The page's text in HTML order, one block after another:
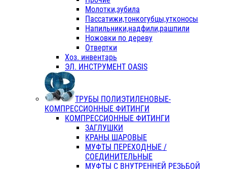
Молотки,зубила
Пассатижи,тонкогубцы,утконосы
Напильники,надфили,рашпили
Ножовки по дереву
Отвертки
Хоз. инвентарь
ЭЛ. ИНСТРУМЕНТ OASIS
ТРУБЫ ПОЛИЭТИЛЕНОВЫЕ-
КОМПРЕССИОННЫЕ ФИТИНГИ
КОМПРЕССИОННЫЕ ФИТИНГИ
ЗАГЛУШКИ
КРАНЫ ШАРОВЫЕ
МУФТЫ ПЕРЕХОДНЫЕ /
СОЕДИНИТЕЛЬНЫЕ
МУФТЫ С ВНУТРЕННЕЙ РЕЗЬБОЙ